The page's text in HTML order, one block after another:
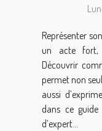
Représenter
un acte fort,
Découvrir
permet non
aussi
dans ce
d’expert...